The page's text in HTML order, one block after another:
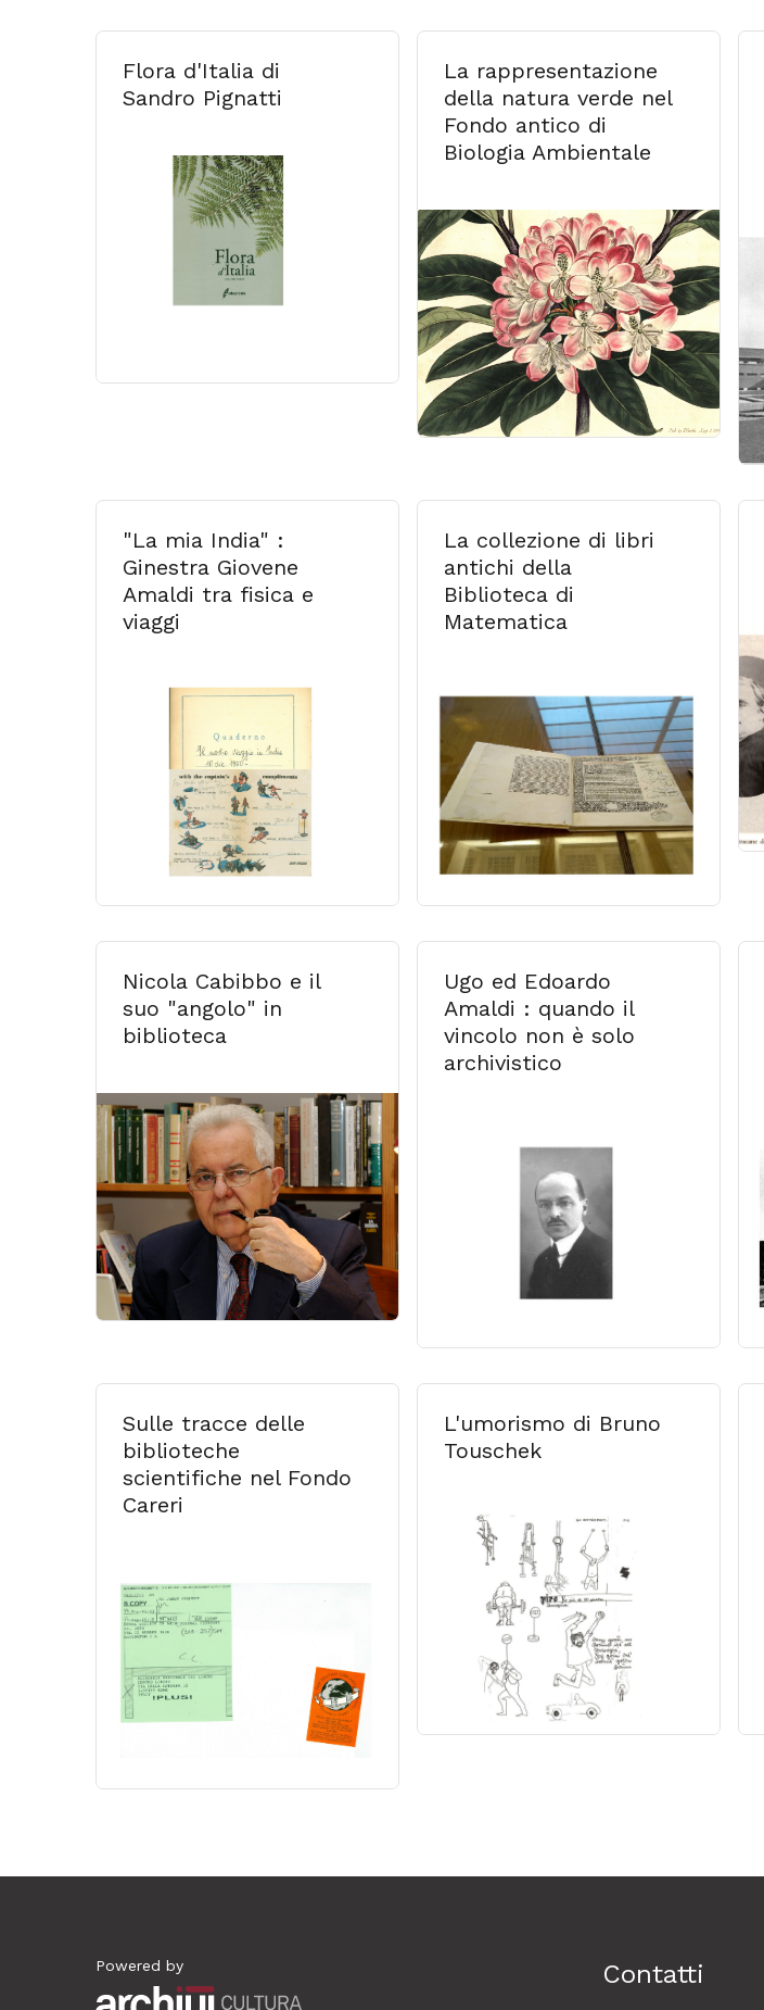
Flora d'Italia di
Sandro Pignatti
La rappresentazione
della natura verde nel
Fondo antico di
Biologia Ambientale
"La mia India" :
Ginestra Giovene
Amaldi tra fisica e
viaggi
La collezione di libri
antichi della
Biblioteca di
Matematica
Nicola Cabibbo e il
suo "angolo" in
biblioteca
Ugo ed Edoardo
Amaldi : quando il
vincolo non è solo
archivistico
Sulle tracce delle
biblioteche
scientifiche nel Fondo
Careri
L'umorismo di Bruno
Touschek
Contatti
Powered by
Archiui